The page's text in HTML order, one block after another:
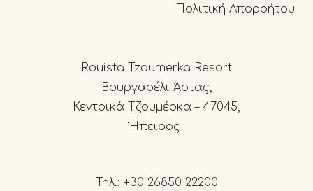
Πολιτική Απορρήτου
Rouista Tzoumerka Resort
Βουργαρέλι Άρτας,
Κεντρικά Τζουμέρκα – 47045,
Ήπειρος
Τηλ.: +30 26850 22200